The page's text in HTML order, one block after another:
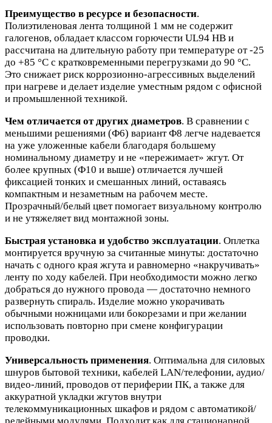
Преимущество в ресурсе и безопасности.
Полиэтиленовая лента толщиной 1 мм не содержит
галогенов, обладает классом горючести UL94 HB и
рассчитана на длительную работу при температуре от -25
до +85 °C с кратковременными перегрузками до 90 °C.
Это снижает риск коррозионно-агрессивных выделений
при нагреве и делает изделие уместным рядом с офисной
и промышленной техникой.
Чем отличается от других диаметров. В сравнении с
меньшими решениями (Ф6) вариант Ф8 легче надевается
на уже уложенные кабели благодаря большему
номинальному диаметру и не «пережимает» жгут. От
более крупных (Ф10 и выше) отличается лучшей
фиксацией тонких и смешанных линий, оставаясь
компактным и незаметным на рабочем месте.
Прозрачный/белый цвет помогает визуальному контролю
и не утяжеляет вид монтажной зоны.
Быстрая установка и удобство эксплуатации. Оплетка
монтируется вручную за считанные минуты: достаточно
начать с одного края жгута и равномерно «накручивать»
ленту по ходу кабелей. При необходимости можно легко
добраться до нужного провода — достаточно немного
развернуть спираль. Изделие можно укорачивать
обычными ножницами или бокорезами и при желании
использовать повторно при смене конфигурации
проводки.
Универсальность применения. Оптимальна для силовых
шнуров бытовой техники, кабелей LAN/телефонии, аудио/
видео-линий, проводов от периферии ПК, а также для
аккуратной укладки жгутов внутри
телекоммуникационных шкафов и рядом с автоматикой/
релейными модулями. Подходит как для стационарной